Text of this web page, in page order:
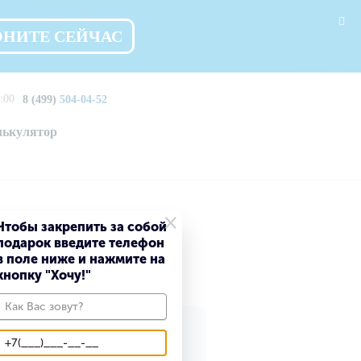
СЕЙЧАС
8 (499) 504-04-52
×
закрепить за собой
введите телефон
поле ниже и нажмите на
"Хочу!"